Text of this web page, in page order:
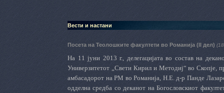
Вести и настани
Посета на Теолошките факултети во Романија (II дел)
На 11 јуни 2013 г., делегацијата во состав на
Универзитетот „Свети Кирил и Методиј“ во Скопје,
амбасадорот на РМ во Романија, Н.Е. д-р Панде
одделна средба со деканот на Богословскиот